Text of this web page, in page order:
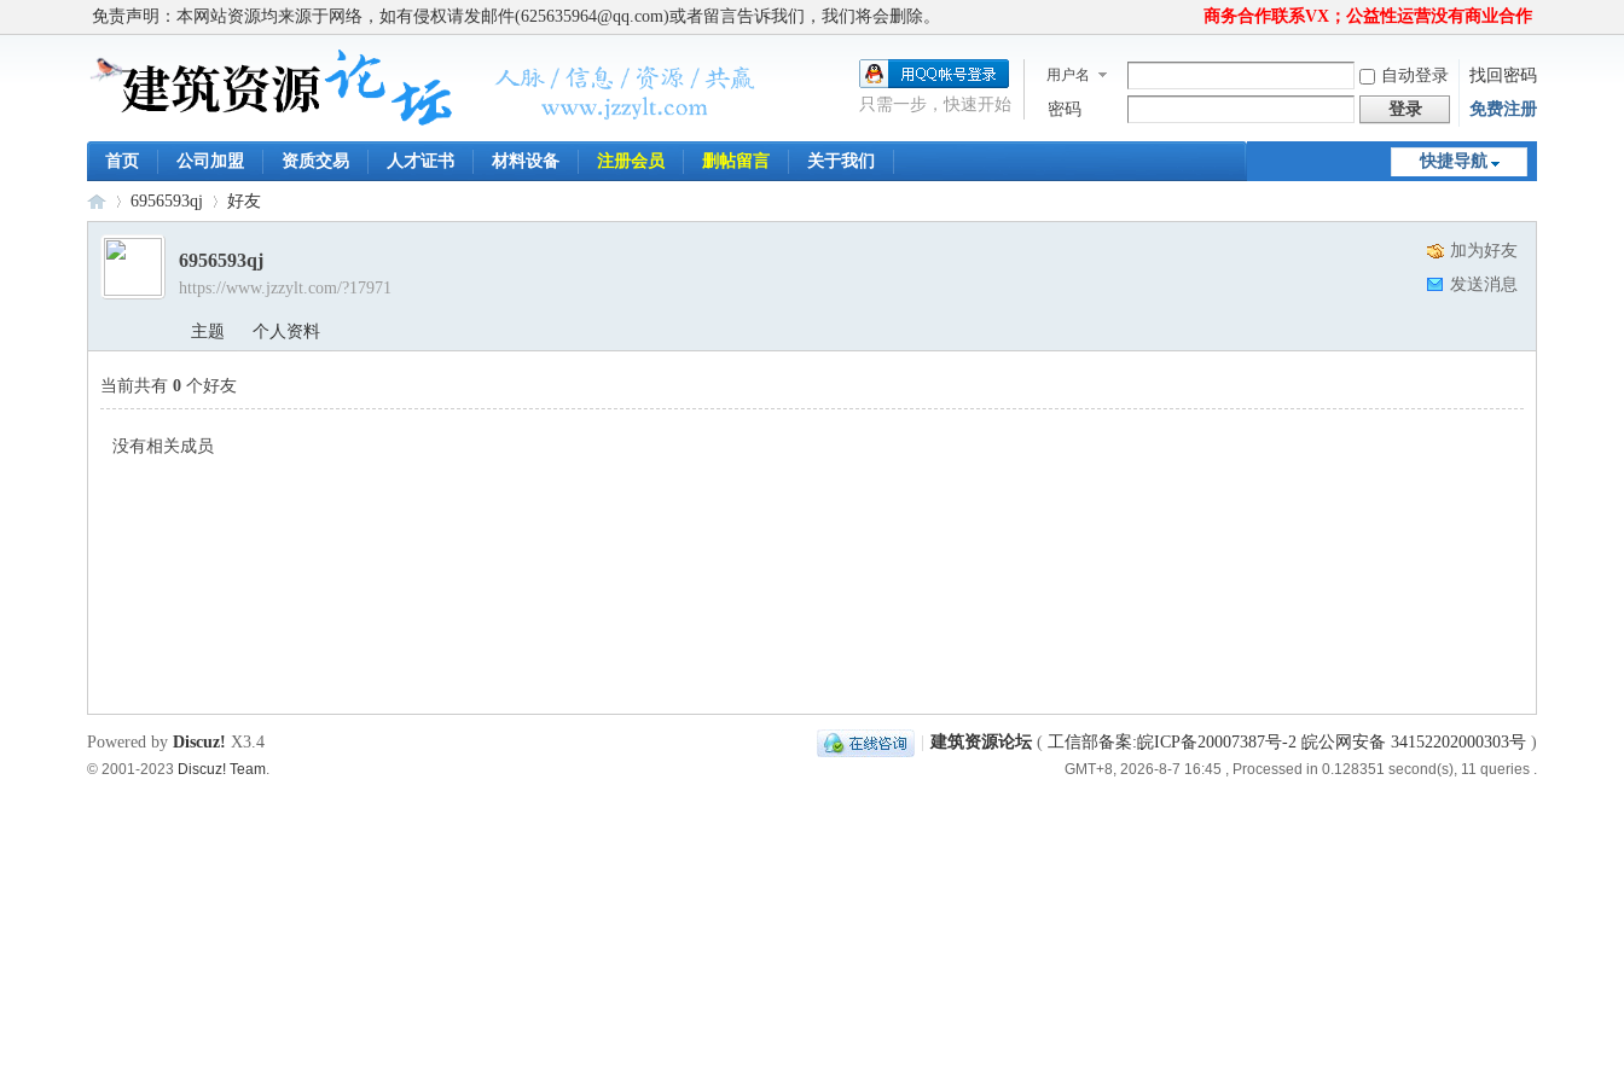
免责声明：本网站资源均来源于网络，如有侵权请发邮件(625635964@qq.com)或者留言告诉我们，我们将会删除。 商务合作联系VX；公益性运营没有商业合作
用户名 自动登录
找回密码
密码
登录 免费注册
只需一步，快速开始
快捷导航
首页 公司加盟 资质交易 人才证书 材料设备 注册会员 删帖留言 关于我们
›
6956593qj 好友
加为好友
发送消息
6956593qj
https://www.jzzylt.com/?17971
主题 个人资料
当前共有 0 个好友
没有相关成员
建筑资源论坛 ( 工信部备案:皖ICP备20007387号-2 皖公网安备 34152202000303号 )
GMT+8, 2026-8-7 16:45 , Processed in 0.128351 second(s), 11 queries .
Powered by Discuz! X3.4
© 2001-2023 Discuz! Team